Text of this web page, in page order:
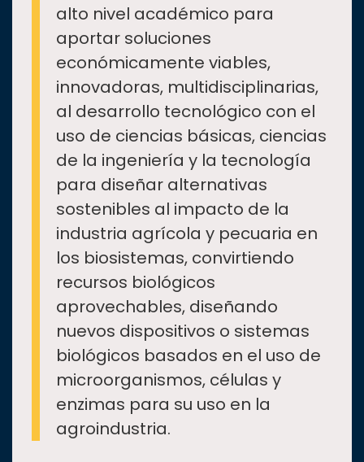
alto nivel académico para
aportar soluciones
económicamente viables,
innovadoras, multidisciplinarias,
al desarrollo tecnológico con el
uso de ciencias básicas, ciencias
de la ingeniería y la tecnología
para diseñar alternativas
sostenibles al impacto de la
industria agrícola y pecuaria en
los biosistemas, convirtiendo
recursos biológicos
aprovechables, diseñando
nuevos dispositivos o sistemas
biológicos basados en el uso de
microorganismos, células y
enzimas para su uso en la
agroindustria.